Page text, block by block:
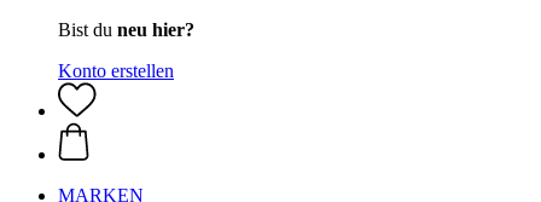
Bist du neu hier?
Konto erstellen
MARKEN